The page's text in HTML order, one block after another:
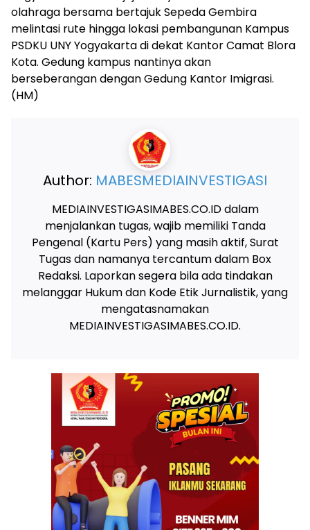
olahraga bersama bertajuk Sepeda Gembira
melintasi rute hingga lokasi pembangunan Kampus
PSDKU UNY Yogyakarta di dekat Kantor Camat Blora
Kota. Gedung kampus nantinya akan
berseberangan dengan Gedung Kantor Imigrasi.
(HM)
Author: MABESMEDIAINVESTIGASI
MEDIAINVESTIGASIMABES.CO.ID dalam
menjalankan tugas, wajib memiliki Tanda
Pengenal (Kartu Pers) yang masih aktif, Surat
Tugas dan namanya tercantum dalam Box
Redaksi. Laporkan segera bila ada tindakan
melanggar Hukum dan Kode Etik Jurnalistik, yang
mengatasnamakan
MEDIAINVESTIGASIMABES.CO.ID.